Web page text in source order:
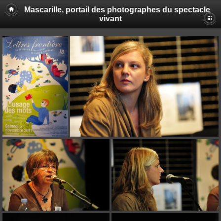
Mascarille, portail des photographes du spectacle
vivant